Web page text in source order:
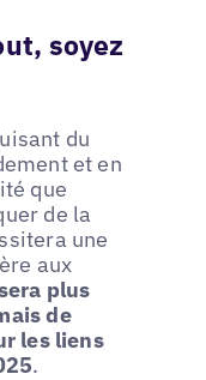
soyez
du
et en
que
de la
une
aux
plus
de
les liens
.